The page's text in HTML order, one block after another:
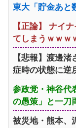
東大「貯金あ
【正論】 ナイ
てしまうｗｗｗ
【悲報】渡邊
症時の状態に逆
参政党・神谷代
の愚策」と一刀
被災地・熊本、